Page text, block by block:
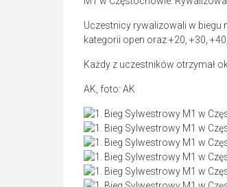
Uczestnicy rywalizowali w biegu
kategorii open oraz +20, +30,
Każdy z uczestników otrzymał
AK, foto: AK